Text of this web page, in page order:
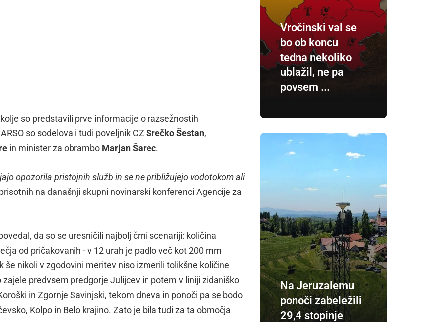
so predstavili prve informacije o razsežnostih
so sodelovali tudi poveljnik CZ Srečko Šestan,
in minister za obrambo Marjan Šarec.
opozorila pristojnih služb in se ne približujejo vodotokom ali
prisotnih na današnji skupni novinarski konferenci Agencije za
da so se uresničili najbolj črni scenariji: količina
od pričakovanih - v 12 urah je padlo več kot 200 mm
še nikoli v zgodovini meritev niso izmerili tolikšne količine
zajele predvsem predgorje Julijcev in potem v liniji zidaniško
in Zgornje Savinjski, tekom dneva in ponoči pa se bodo
Kolpo in Belo krajino. Zato je bila tudi za ta območja
Vročinski val se
bo ob koncu
tedna nekoliko
ublažil, ne pa
povsem ...
Na Jeruzalemu
ponoči zabeležili
29,4 stopinje